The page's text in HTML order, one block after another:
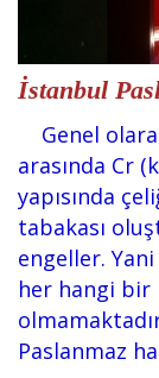
İstanbul
Genel
arasında Cr
yapısında
tabakası
engeller. Yani
her hangi bir
Paslanmaz